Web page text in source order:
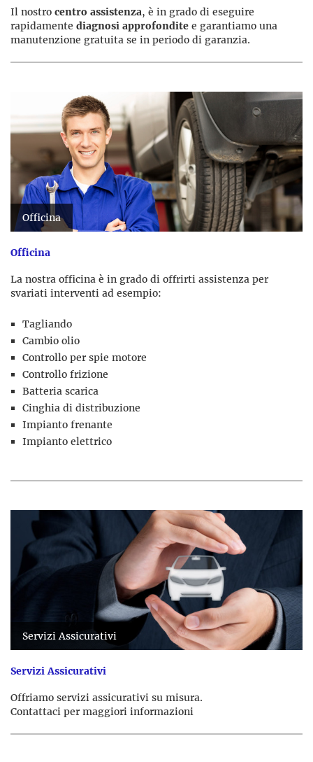
Il nostro centro assistenza, è in grado di eseguire
rapidamente diagnosi approfondite e garantiamo una
manutenzione gratuita se in periodo di garanzia.
Officina
Officina
La nostra officina è in grado di offrirti assistenza per
svariati interventi ad esempio:
Tagliando
Cambio olio
Controllo per spie motore
Controllo frizione
Batteria scarica
Cinghia di distribuzione
Impianto frenante
Impianto elettrico
Servizi Assicurativi
Servizi Assicurativi
Offriamo servizi assicurativi su misura.
Contattaci per maggiori informazioni